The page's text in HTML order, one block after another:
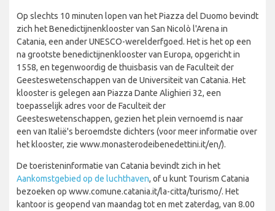
Op slechts 10 minuten lopen van het Piazza del Duomo bevindt
zich het Benedictijnenklooster van San Nicolò l'Arena in
Catania, een ander UNESCO-werelderfgoed. Het is het op een
na grootste benedictijnenklooster van Europa, opgericht in
1558, en tegenwoordig de thuisbasis van de Faculteit der
Geesteswetenschappen van de Universiteit van Catania. Het
klooster is gelegen aan Piazza Dante Alighieri 32, een
toepasselijk adres voor de Faculteit der
Geesteswetenschappen, gezien het plein vernoemd is naar
een van Italië's beroemdste dichters (voor meer informatie over
het klooster, zie www.monasterodeibenedettini.it/en/).
De toeristeninformatie van Catania bevindt zich in het
Aankomstgebied op de luchthaven, of u kunt Tourism Catania
bezoeken op www.comune.catania.it/la-citta/turismo/. Het
kantoor is geopend van maandag tot en met zaterdag, van 8.00